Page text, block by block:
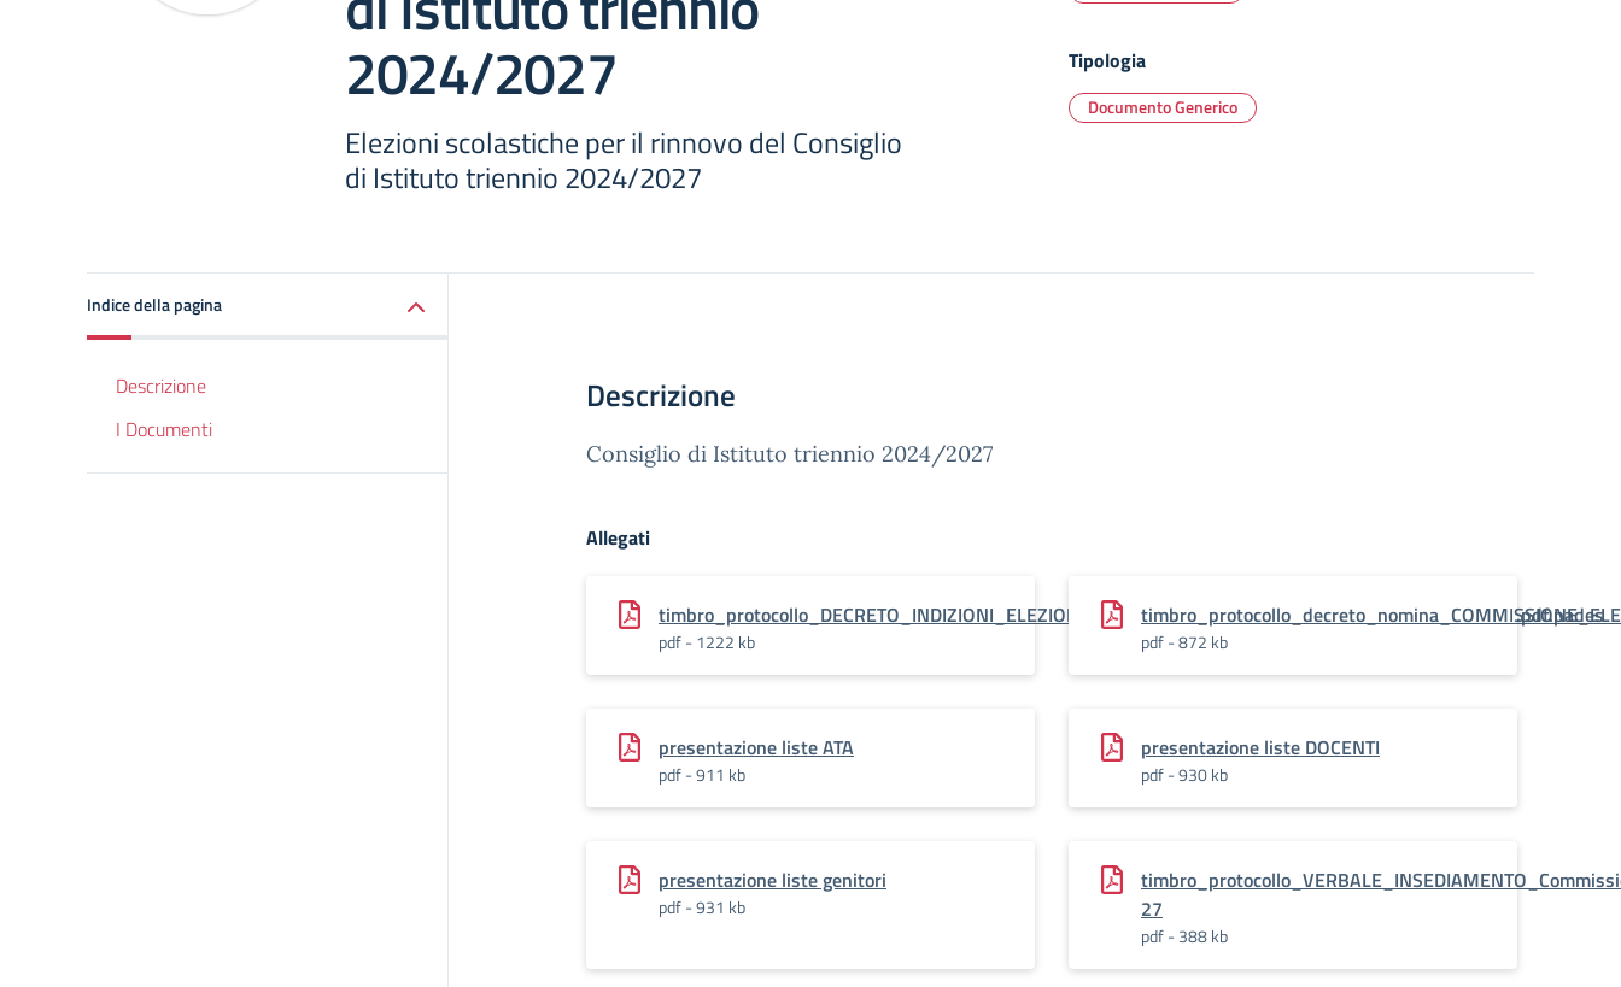
2024/2027
Elezioni scolastiche per il rinnovo del Consiglio
di Istituto triennio 2024/2027
Tipologia
Documento Generico
Indice della pagina
Descrizione
I Documenti
Descrizione
Consiglio di Istituto triennio 2024/2027
Allegati
timbro_protocollo_DECRETO_INDIZIONI_ELEZIONI_SCOLASTICHE_.RINNOVO_CONSIGLIO_DISTITUTO.pdf.pades
pdf - 1222 kb pdf - 872 kb
presentazione liste ATA
pdf - 911 kb
presentazione liste DOCENTI
pdf - 930 kb
presentazione liste genitori
pdf - 931 kb
27
pdf - 388 kb